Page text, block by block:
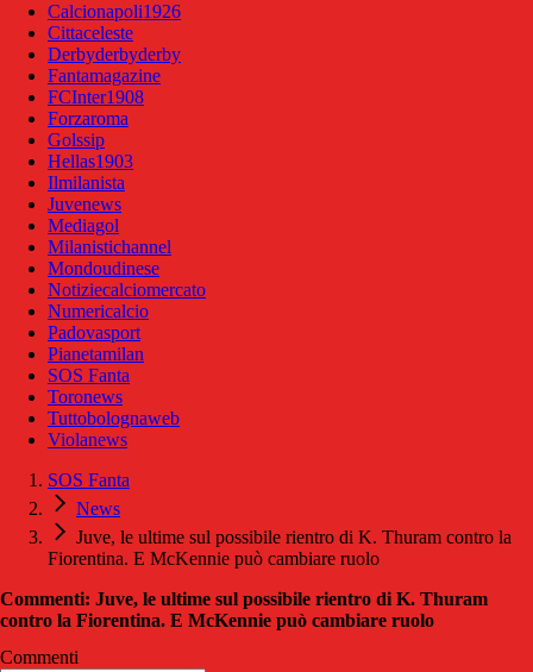
Calcionapoli1926
Cittaceleste
Derbyderbyderby
Fantamagazine
FCInter1908
Forzaroma
Golssip
Hellas1903
Ilmilanista
Juvenews
Mediagol
Milanistichannel
Mondoudinese
Notiziecalciomercato
Numericalcio
Padovasport
Pianetamilan
SOS Fanta
Toronews
Tuttobolognaweb
Violanews
SOS Fanta
News
Juve, le ultime sul possibile rientro di K. Thuram contro la
Fiorentina. E McKennie può cambiare ruolo
Commenti: Juve, le ultime sul possibile rientro di K. Thuram
contro la Fiorentina. E McKennie può cambiare ruolo
Commenti